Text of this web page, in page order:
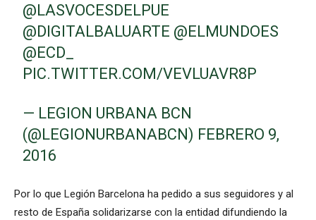
@LASVOCESDELPUE
@DIGITALBALUARTE @ELMUNDOES
@ECD_
PIC.TWITTER.COM/VEVLUAVR8P
— LEGION URBANA BCN
(@LEGIONURBANABCN) FEBRERO 9,
2016
Por lo que Legión Barcelona ha pedido a sus seguidores y al
resto de España solidarizarse con la entidad difundiendo la